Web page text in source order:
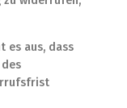
es aus, dass